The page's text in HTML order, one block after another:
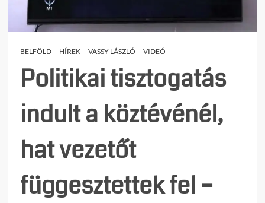
BELFÖLD HÍREK VASSY LÁSZLÓ VIDEÓ
Politikai tisztogatás
indult a köztévénél,
hat vezetőt
függesztettek fel –